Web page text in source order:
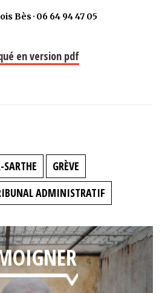
Bès · 06 64 94 47 05
en version pdf
GRÈVE
ADMINISTRATIF